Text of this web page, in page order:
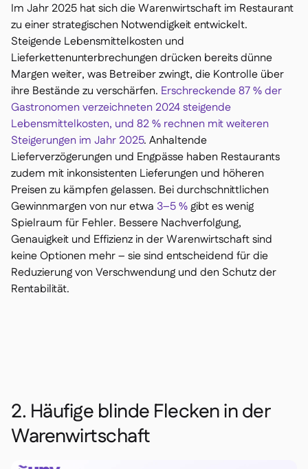
Im Jahr 2025 hat sich die Warenwirtschaft im Restaurant
zu einer strategischen Notwendigkeit entwickelt.
Steigende Lebensmittelkosten und
Lieferkettenunterbrechungen drücken bereits dünne
Margen weiter, was Betreiber zwingt, die Kontrolle über
ihre Bestände zu verschärfen. Erschreckende 87 % der
Gastronomen verzeichneten 2024 steigende
Lebensmittelkosten, und 82 % rechnen mit weiteren
Steigerungen im Jahr 2025. Anhaltende
Lieferverzögerungen und Engpässe haben Restaurants
zudem mit inkonsistenten Lieferungen und höheren
Preisen zu kämpfen gelassen. Bei durchschnittlichen
Gewinnmargen von nur etwa 3–5 %gibt es wenig
Spielraum für Fehler. Bessere Nachverfolgung,
Genauigkeit und Effizienz in der Warenwirtschaft sind
keine Optionen mehr – sie sind entscheidend für die
Reduzierung von Verschwendung und den Schutz der
Rentabilität.
2. Häufige blinde Flecken in der
Warenwirtschaft